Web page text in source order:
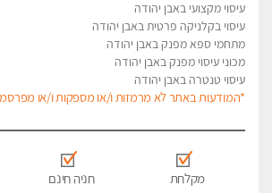
עיסוי מקצועי באבן יהודה
עיסוי בקלניקה פרטית באבן יהודה
מתחמי ספא מפנק באבן יהודה
מכוני עיסוי מפנק באבן יהודה
עיסוי טנטרה באבן יהודה
*המודעות באתר לא מרמזות ו/או מספקות ו/או
מקלחת חניה חינם